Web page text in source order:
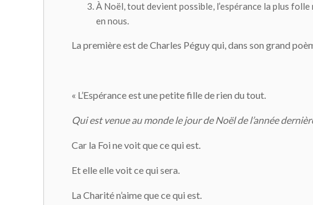
À Noël, tout devient possible, l’espérance la plus
en nous.
La première est de Charles Péguy qui, dans son grand
« L’Espérance est une petite fille de rien du tout.
Qui est venue au monde le jour de Noël de l’année
Car la Foi ne voit que ce qui est.
Et elle elle voit ce qui sera.
La Charité n’aime que ce qui est.